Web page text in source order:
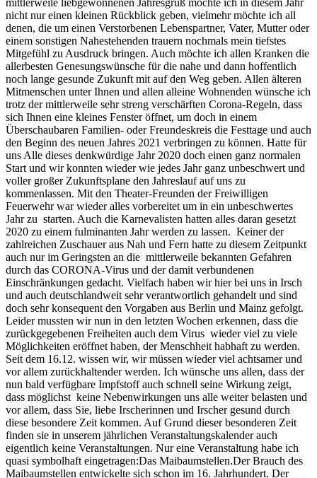
nicht nur einen kleinen Rückblick geben, vielmehr möchte ich all
denen, die um einen Verstorbenen Lebenspartner, Vater, Mutter oder
einem sonstigen Nahestehenden trauern nochmals mein tiefstes
Mitgefühl zu Ausdruck bringen. Auch möchte ich allen Kranken die
allerbesten Genesungswünsche für die nahe und dann hoffentlich
noch lange gesunde Zukunft mit auf den Weg geben. Allen älteren
Mitmenschen unter Ihnen und allen alleine Wohnenden wünsche ich
trotz der mittlerweile sehr streng verschärften Corona-Regeln, dass
sich Ihnen eine kleines Fenster öffnet, um doch in einem
Überschaubaren Familien- oder Freundeskreis die Festtage und auch
den Beginn des neuen Jahres 2021 verbringen zu können. Hatte für
uns Alle dieses denkwürdige Jahr 2020 doch einen ganz normalen
Start und wir konnten wieder wie jedes Jahr ganz unbeschwert und
voller großer Zukunftsplane den Jahreslauf auf uns zu
kommenlassen. Mit den Theater-Freunden der Freiwilligen
Feuerwehr war wieder alles vorbereitet um in ein unbeschwertes
Jahr zu starten. Auch die Karnevalisten hatten alles daran gesetzt
2020 zu einem fulminanten Jahr werden zu lassen. Keiner der
zahlreichen Zuschauer aus Nah und Fern hatte zu diesem Zeitpunkt
auch nur im Geringsten an die mittlerweile bekannten Gefahren
durch das CORONA-Virus und der damit verbundenen
Einschränkungen gedacht. Vielfach haben wir hier bei uns in Irsch
und auch deutschlandweit sehr verantwortlich gehandelt und sind
doch sehr konsequent den Vorgaben aus Berlin und Mainz gefolgt.
Leider mussten wir nun in den letzten Wochen erkennen, dass die
zurückgegebenen Freiheiten auch dem Virus wieder viel zu viele
Möglichkeiten eröffnet haben, der Menschheit habhaft zu werden.
Seit dem 16.12. wissen wir, wir müssen wieder viel achtsamer und
vor allem zurückhaltender werden. Ich wünsche uns allen, dass der
nun bald verfügbare Impfstoff auch schnell seine Wirkung zeigt,
dass möglichst keine Nebenwirkungen uns alle weiter belasten und
vor allem, dass Sie, liebe Irscherinnen und Irscher gesund durch
diese besondere Zeit kommen. Auf Grund dieser besonderen Zeit
finden sie in unserem jährlichen Veranstaltungskalender auch
eigentlich keine Veranstaltungen. Nur eine Veranstaltung habe ich
quasi symbolhaft eingetragen:Das Maibaumstellen.Der Brauch des
Maibaumstellen entwickelte sich schon im 16. Jahrhundert. Der